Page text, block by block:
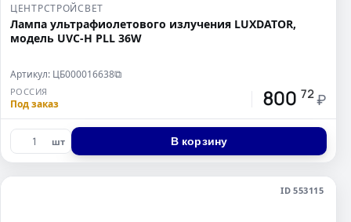
ЦЕНТРСТРОЙСВЕТ
Лампа ультрафиолетового излучения LUXDATOR,
модель UVC-Н PLL 36W
Артикул: ЦБ000016638⧉
РОССИЯ
Под заказ 800 72 ₽
шт В корзину
ID 553115